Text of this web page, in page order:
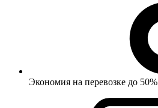
Экономия на перевозке до 50%